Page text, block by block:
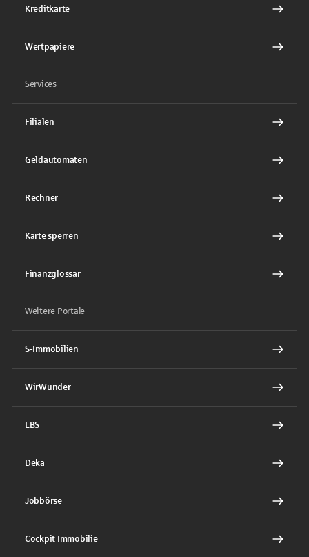
Kreditkarte
Wertpapiere
Services
Filialen
Geldautomaten
Rechner
Karte sperren
Finanzglossar
Weitere Portale
S-Immobilien
WirWunder
LBS
Deka
Jobbörse
Cockpit Immobilie